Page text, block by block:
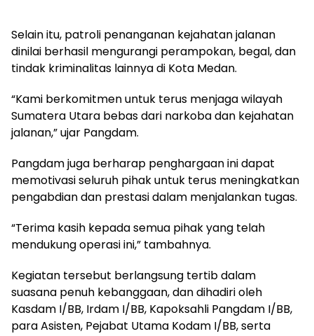
Selain itu, patroli penanganan kejahatan jalanan
dinilai berhasil mengurangi perampokan, begal, dan
tindak kriminalitas lainnya di Kota Medan.
“Kami berkomitmen untuk terus menjaga wilayah
Sumatera Utara bebas dari narkoba dan kejahatan
jalanan,” ujar Pangdam.
Pangdam juga berharap penghargaan ini dapat
memotivasi seluruh pihak untuk terus meningkatkan
pengabdian dan prestasi dalam menjalankan tugas.
“Terima kasih kepada semua pihak yang telah
mendukung operasi ini,” tambahnya.
Kegiatan tersebut berlangsung tertib dalam
suasana penuh kebanggaan, dan dihadiri oleh
Kasdam I/BB, Irdam I/BB, Kapoksahli Pangdam I/BB,
para Asisten, Pejabat Utama Kodam I/BB, serta